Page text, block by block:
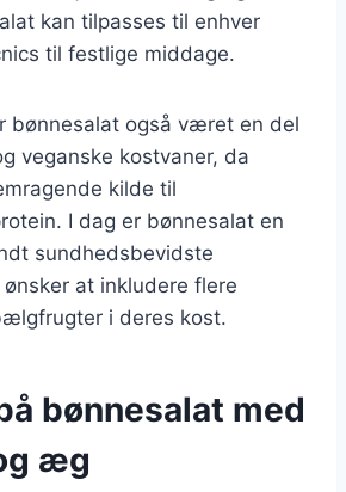
kan tilpasses til enhver
til festlige middage.
bønnesalat også været en del
veganske kostvaner, da
kilde til
I dag er bønnesalat en
sundhedsbevidste
at inkludere flere
i deres kost.
bønnesalat med
æg